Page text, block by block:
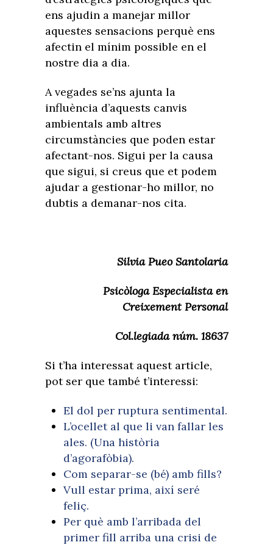
ens ajudin a manejar millor
aquestes sensacions perquè ens
afectin el mínim possible en el
nostre dia a dia.
A vegades se’ns ajunta la
influència d’aquests canvis
ambientals amb altres
circumstàncies que poden estar
afectant-nos. Sigui per la causa
que sigui, si creus que et podem
ajudar a gestionar-ho millor, no
dubtis a demanar-nos cita.
Silvia Pueo Santolaria
Psicòloga Especialista en
Creixement Personal
Col.legiada núm. 18637
Si t’ha interessat aquest article,
pot ser que també t’interessi:
El dol per ruptura sentimental.
L’ocellet al que li van fallar les
ales. (Una història
d’agorafòbia).
Com separar-se (bé) amb fills?
Vull estar prima, així seré
feliç.
Per què amb l’arribada del
primer fill arriba una crisi de